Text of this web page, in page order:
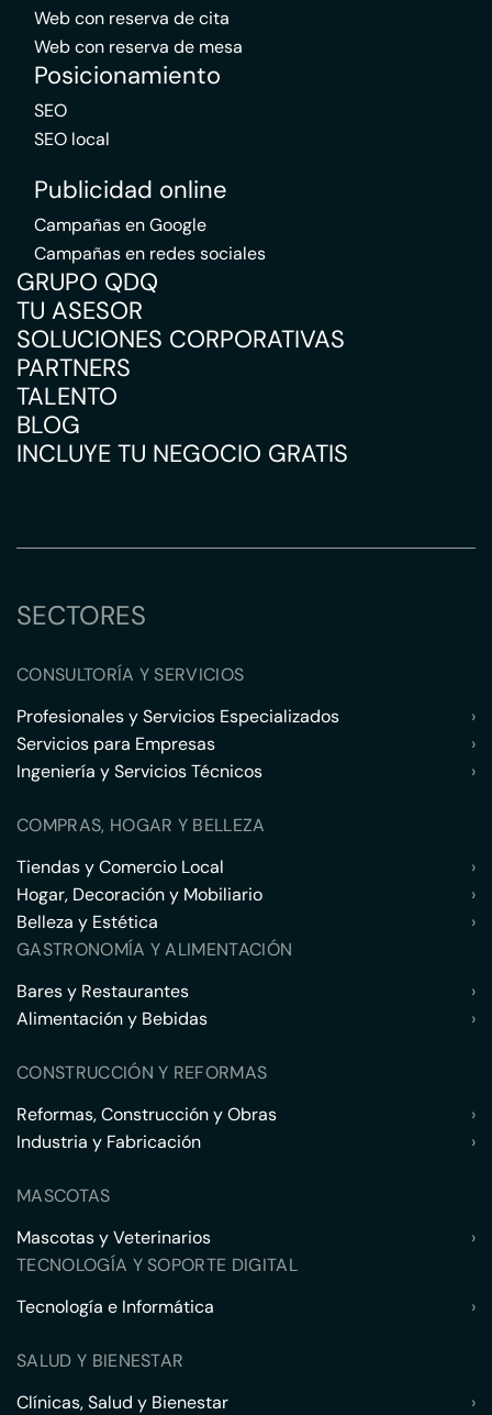
Web con reserva de cita
Web con reserva de mesa
Posicionamiento
SEO
SEO local
Publicidad online
Campañas en Google
Campañas en redes sociales
GRUPO QDQ
TU ASESOR
SOLUCIONES CORPORATIVAS
PARTNERS
TALENTO
BLOG
INCLUYE TU NEGOCIO GRATIS
SECTORES
CONSULTORÍA Y SERVICIOS
Profesionales y Servicios Especializados
›
Servicios para Empresas
›
Ingeniería y Servicios Técnicos
›
COMPRAS, HOGAR Y BELLEZA
Tiendas y Comercio Local
›
Hogar, Decoración y Mobiliario
›
Belleza y Estética
›
GASTRONOMÍA Y ALIMENTACIÓN
Bares y Restaurantes
›
Alimentación y Bebidas
›
CONSTRUCCIÓN Y REFORMAS
Reformas, Construcción y Obras
›
Industria y Fabricación
›
MASCOTAS
Mascotas y Veterinarios
›
TECNOLOGÍA Y SOPORTE DIGITAL
Tecnología e Informática
›
SALUD Y BIENESTAR
Clínicas, Salud y Bienestar
›